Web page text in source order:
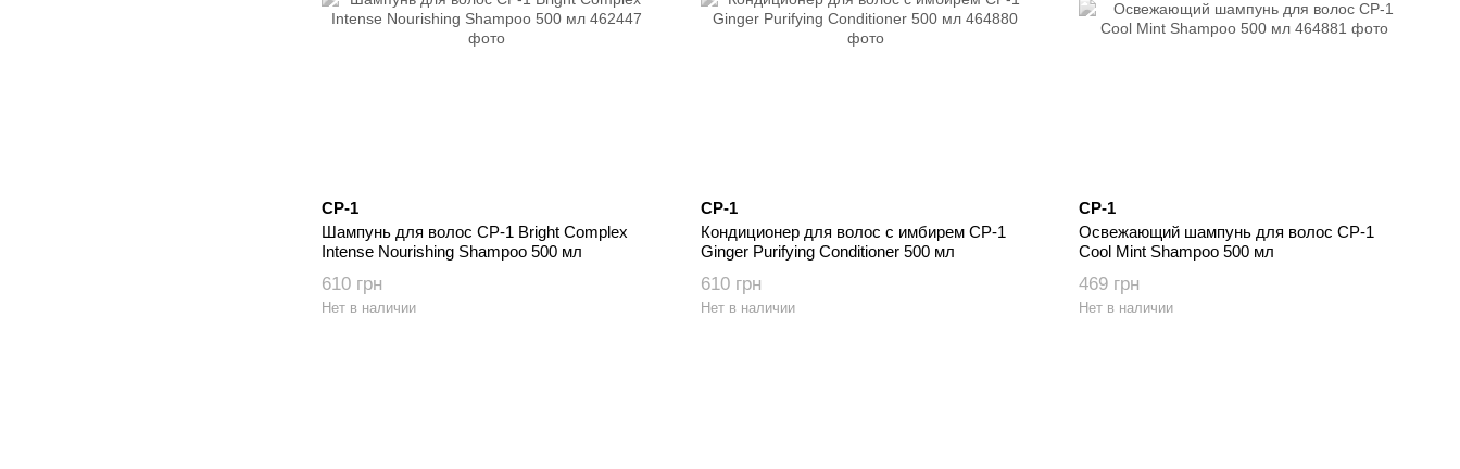
CP-1
Шампунь для волос CP-1 Bright Complex
Intense Nourishing Shampoo 500 мл
610 грн
Нет в наличии
CP-1
Кондиционер для волос с имбирем CP-1
Ginger Purifying Conditioner 500 мл
610 грн
Нет в наличии
CP-1
Освежающий шампунь для волос CP-1
Cool Mint Shampoo 500 мл
469 грн
Нет в наличии